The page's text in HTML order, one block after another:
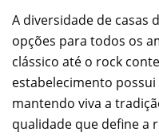
A diversidade de casas
opções para todos os
clássico até o rock
estabelecimento
mantendo viva a
qualidade que define a